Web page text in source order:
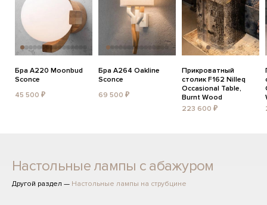
Бра A220 Moonbud
Sconce
45 500 ₽
Бра A264 Oakline
Sconce
69 500 ₽
Прикроватный
столик F162 Nilleq
Occasional Table,
Burnt Wood
223 600 ₽
Настольные лампы с абажуром
Другой раздел — Настольные лампы на струбцине